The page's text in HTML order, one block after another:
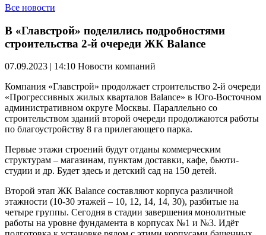
Все новости
В «Главстрой» поделились подробностями
строительства 2-й очереди ЖК Balance
07.09.2023 | 14:10 Новости компаний
Компания «Главстрой» продолжает строительство 2-й очереди
«Прогрессивных жилых кварталов Balance» в Юго-Восточном
административном округе Москвы. Параллельно со
строительством зданий второй очереди продолжаются работы
по благоустройству 8 га прилегающего парка.
Первые этажи строений будут отданы коммерческим
структурам – магазинам, пунктам доставки, кафе, бьюти-
студии и др. Будет здесь и детский сад на 150 детей.
Второй этап ЖК Balance составляют корпуса различной
этажности (10-30 этажей – 10, 12, 14, 14, 30), разбитые на
четыре группы. Сегодня в стадии завершения монолитные
работы на уровне фундамента в корпусах №1 и №3. Идёт